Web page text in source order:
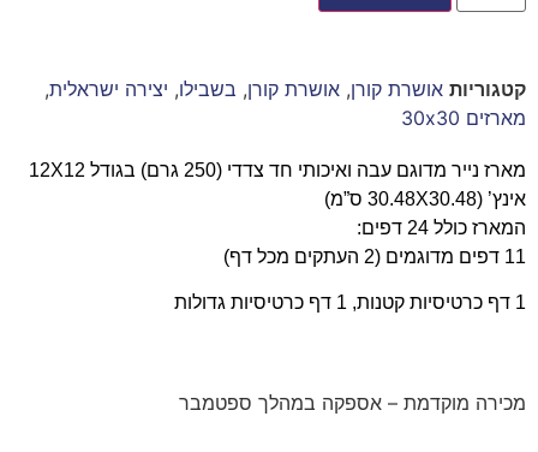
קטגוריות אושרת קורן, אושרת קורן, בשבילו, יצירה ישראלית,
מארזים 30x30
מארז נייר מדוגם עבה ואיכותי חד צדדי (250 גרם) בגודל 12X12
אינץ’ (30.48X30.48 ס”מ)
המארז כולל 24 דפים:
11 דפים מדוגמים (2 העתקים מכל דף)
1 דף כרטיסיות קטנות, 1 דף כרטיסיות גדולות
מכירה מוקדמת – אספקה במהלך ספטמבר